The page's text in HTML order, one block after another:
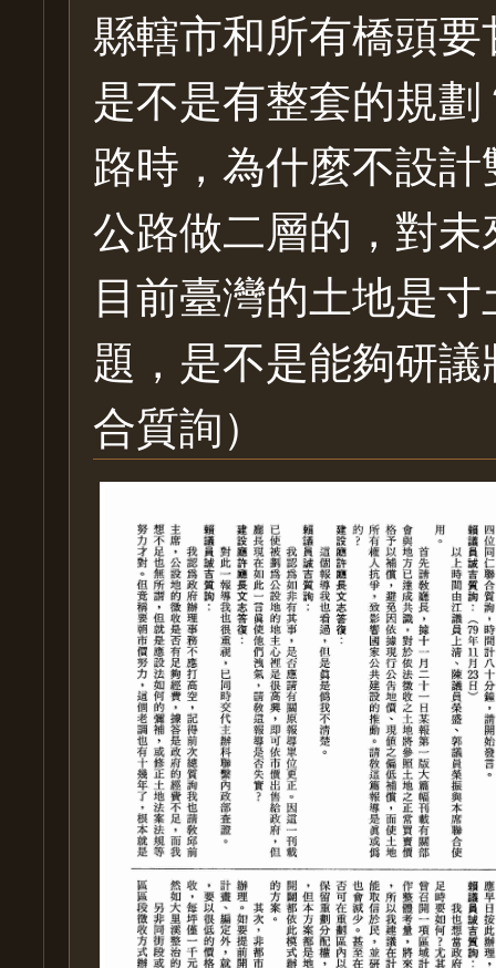
縣轄市和所有橋頭
是不是有整套的規
路時，為什麼不設
公路做二層的，對
目前臺灣的土地是
題，是不是能夠研
合質詢）